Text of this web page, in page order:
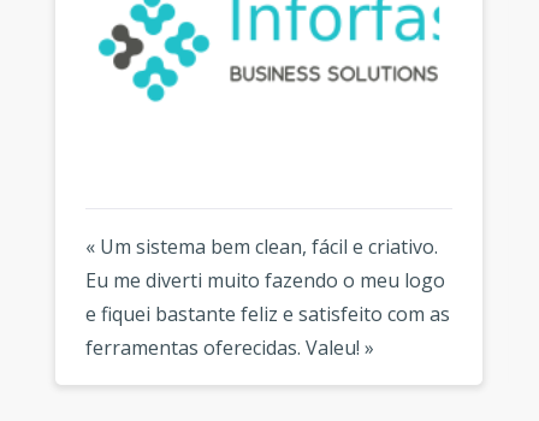
« Um sistema bem clean, fácil e criativo.
Eu me diverti muito fazendo o meu logo
e fiquei bastante feliz e satisfeito com as
ferramentas oferecidas. Valeu! »